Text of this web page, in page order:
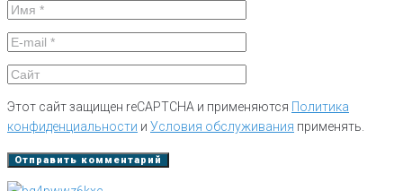
Этот сайт защищен reCAPTCHA и применяются Политика
конфиденциальности и Условия обслуживания применять.